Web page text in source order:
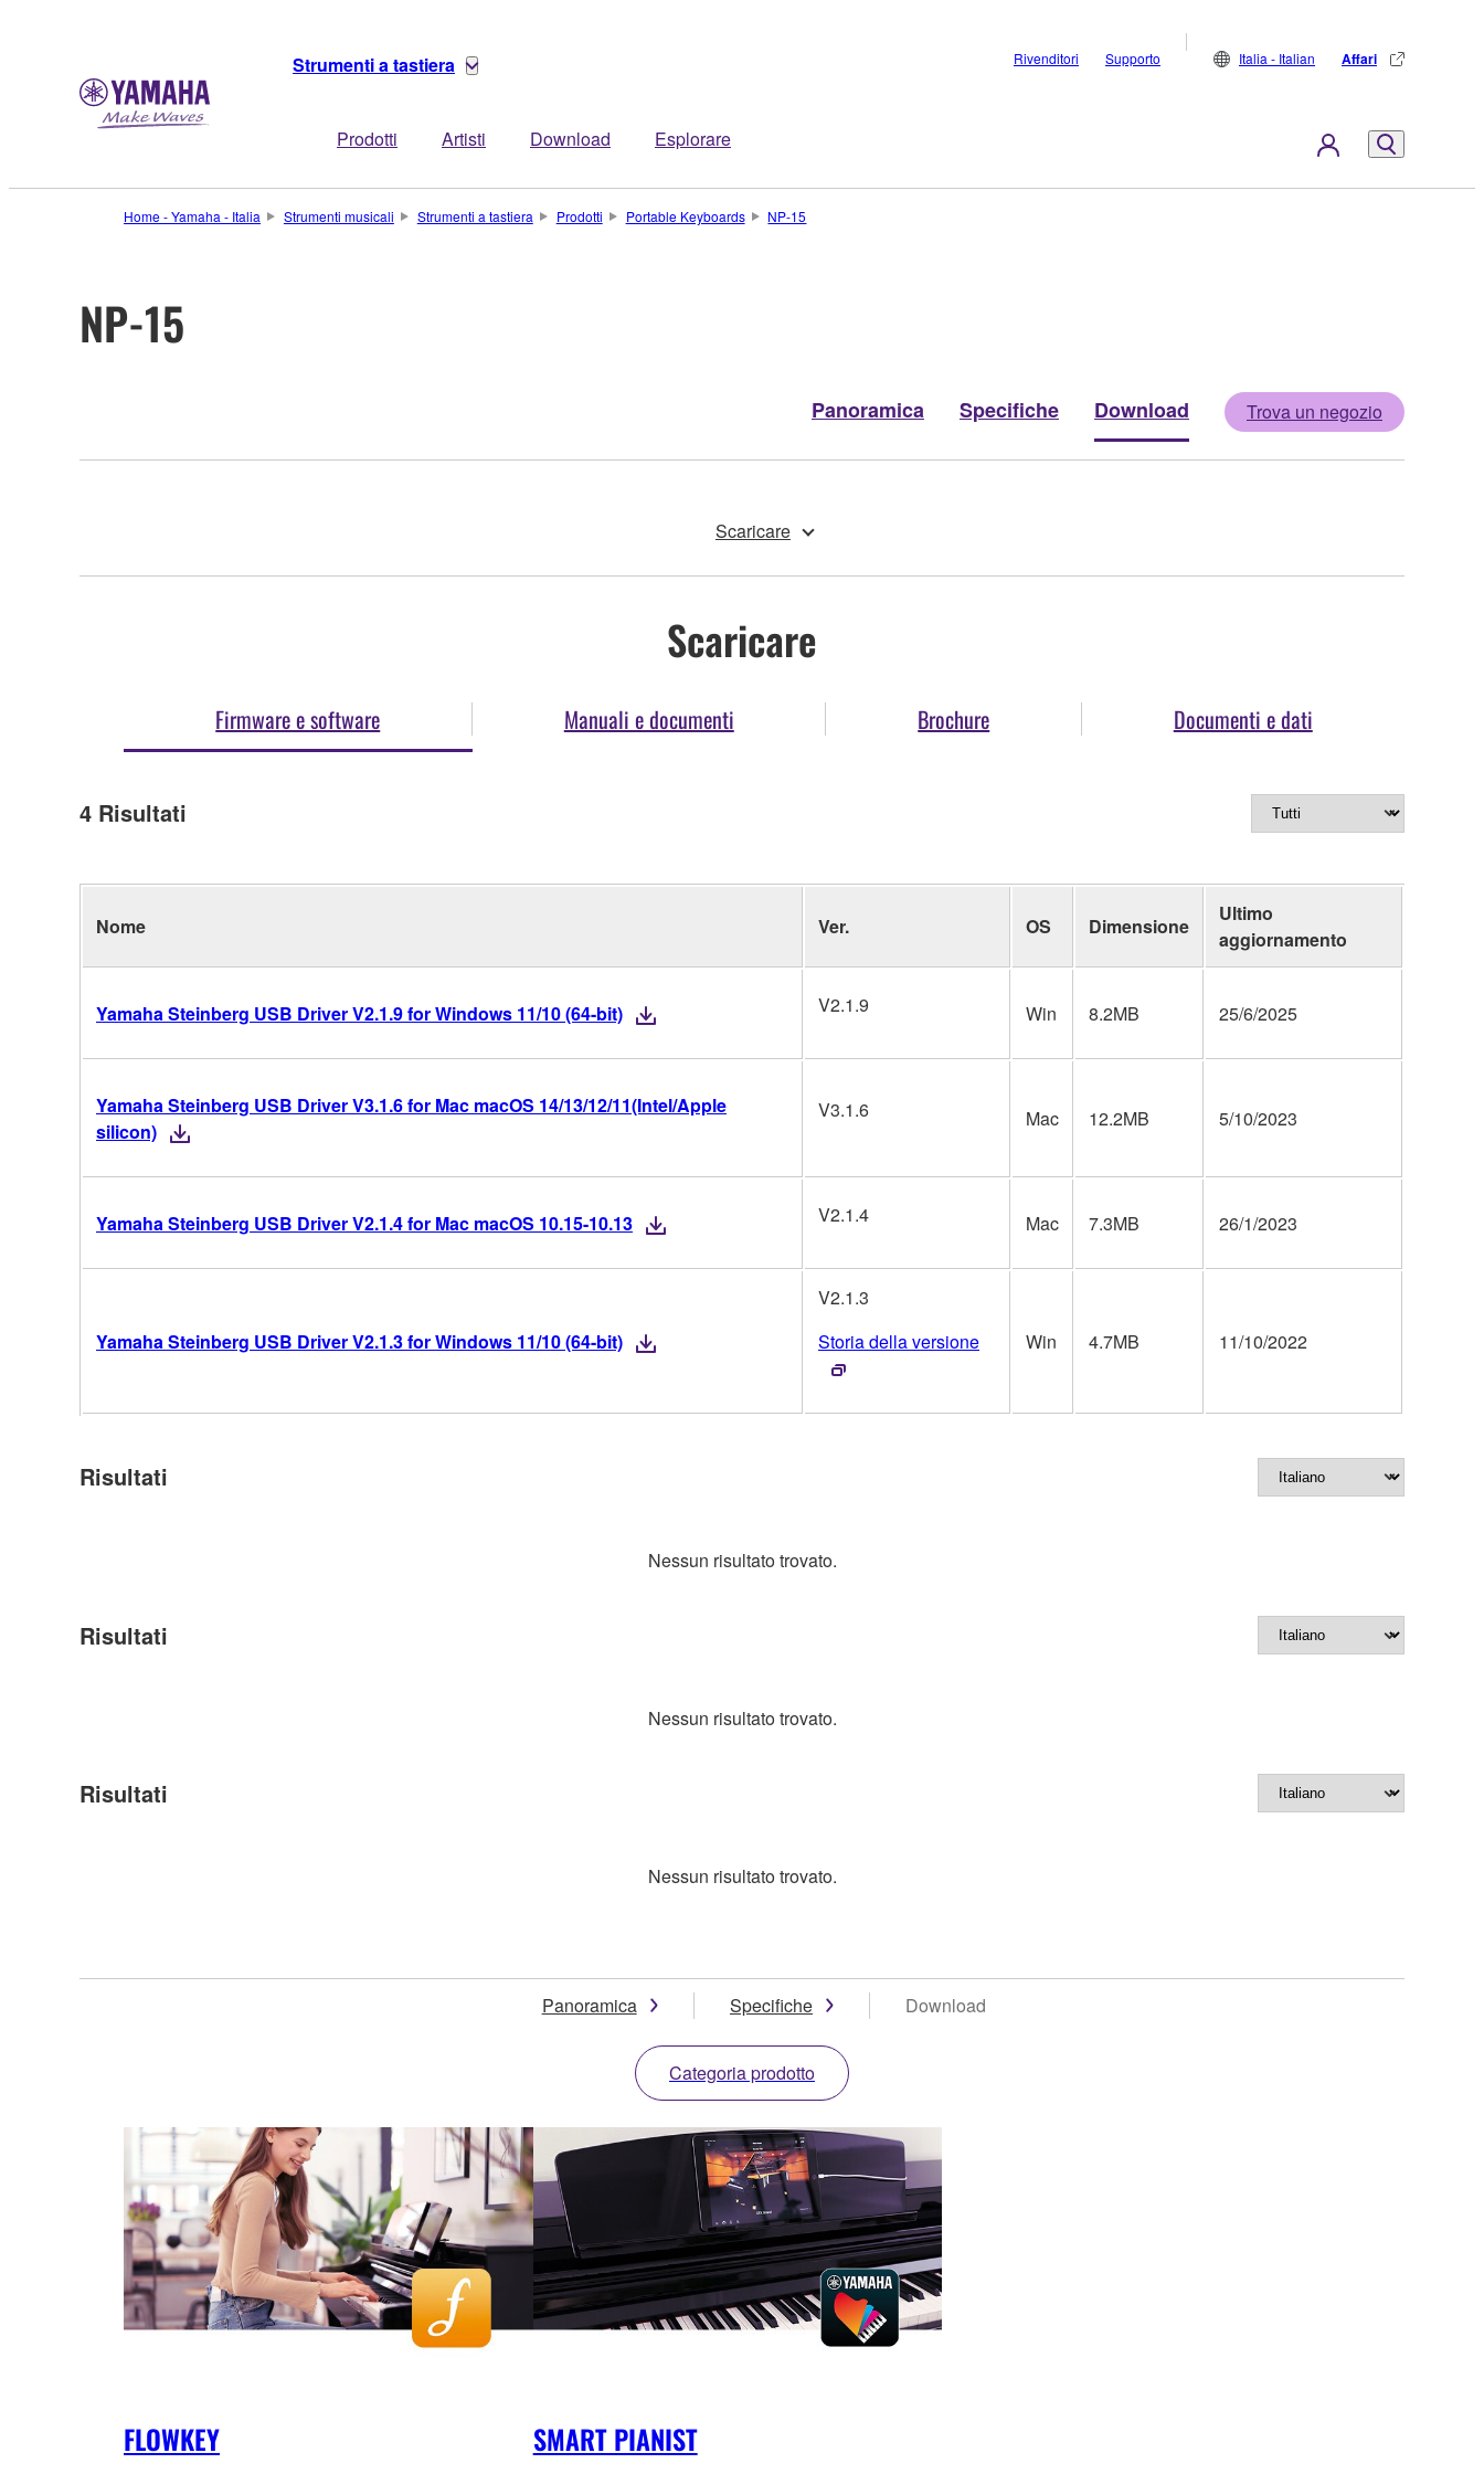
Strumenti a tastiera
Prodotti Artisti Download Esplorare
Rivenditori Supporto Italia - Italian Affari
Home - Yamaha - Italia Strumenti musicali Strumenti a tastiera Prodotti Portable Keyboards NP-15
NP-15
Panoramica Specifiche Download Trova un negozio
Scaricare
Scaricare
Firmware e software Manuali e documenti Brochure Documenti e dati
4 Risultati
Nome Ver. OS Dimensione
Ultimo
aggiornamento
Yamaha Steinberg USB Driver V2.1.9 for Windows 11/10 (64-bit) V2.1.9 Win 8.2MB 25/6/2025
Yamaha Steinberg USB Driver V3.1.6 for Mac macOS 14/13/12/11(Intel/Apple
silicon)
V3.1.6 Mac 12.2MB 5/10/2023
Yamaha Steinberg USB Driver V2.1.4 for Mac macOS 10.15-10.13 V2.1.4 Mac 7.3MB 26/1/2023
Yamaha Steinberg USB Driver V2.1.3 for Windows 11/10 (64-bit)
V2.1.3
Storia della versione
Win 4.7MB 11/10/2022
Risultati
Nessun risultato trovato.
Risultati
Nessun risultato trovato.
Risultati
Nessun risultato trovato.
Panoramica Specifiche Download
Categoria prodotto
FLOWKEY SMART PIANIST